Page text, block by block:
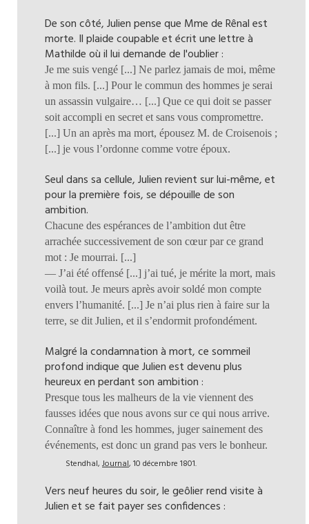
De son côté, Julien pense que Mme de Rênal est
morte. Il plaide coupable et écrit une lettre à
Mathilde où il lui demande de l'oublier :
Je me suis vengé [...] Ne parlez jamais de moi, même
à mon fils. [...] Pour le commun des hommes je serai
un assassin vulgaire… [...] Que ce qui doit se passer
soit accompli en secret et sans vous compromettre.
[...] Un an après ma mort, épousez M. de Croisenois ;
[...] je vous l’ordonne comme votre époux.
Seul dans sa cellule, Julien revient sur lui-même, et
pour la première fois, se dépouille de son
ambition.
Chacune des espérances de l’ambition dut être
arrachée successivement de son cœur par ce grand
mot : Je mourrai. [...]
— J’ai été offensé [...] j’ai tué, je mérite la mort, mais
voilà tout. Je meurs après avoir soldé mon compte
envers l’humanité. [...] Je n’ai plus rien à faire sur la
terre, se dit Julien, et il s’endormit profondément.
Malgré la condamnation à mort, ce sommeil
profond indique que Julien est devenu plus
heureux en perdant son ambition :
Presque tous les malheurs de la vie viennent des
fausses idées que nous avons sur ce qui nous arrive.
Connaître à fond les hommes, juger sainement des
événements, est donc un grand pas vers le bonheur.
Stendhal, Journal, 10 décembre 1801.
Vers neuf heures du soir, le geôlier rend visite à
Julien et se fait payer ses confidences :